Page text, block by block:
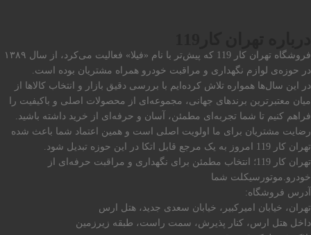
فروشگاه تهران کار 119 که پیش‌تر با نام «فیلا» فعالیت می‌کرد، از سال ۱۳۸۹
در حوزه‌ی لوازم نگهداری و مراقبت خودرو همراه مشتریان بوده است.
در این سال‌ها همواره تلاش کرده‌ایم با بررسی دقیق بازار و انتخاب کالاها از
میان معتبرترین برندهای جهانی، مجموعه‌ای از محصولات اصلی و باکیفیت را
فراهم کنیم تا شما تجربه‌ای مطمئن، آسان و حرفه‌ای از خرید داشته باشید.
رضایت مشتریان برای ما اولویت اصلی است و همین اعتماد شما باعث شده
تهران کار 119 امروز به یک مرجع قابل اتکا در این حوزه تبدیل شود.
تهران کار 119؛ انتخاب مطمئن برای نگهداری و مراقبت حرفه‌ای از
خودرو.موتورسیکلت شما
آدرس فروشگاه:
تهران، خیابان امیرکبیر، خیابان سعدی جدید، هتل ارس
داخل هتل ارس، کنار پذیرش، سمت راست، طبقه زیرزمین